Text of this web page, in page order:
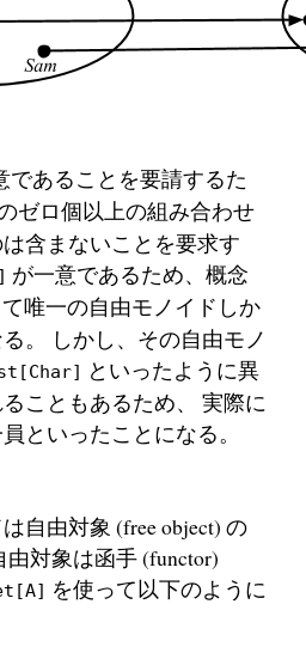
あることを要請するた
ゼロ個以上の組み合わせ
含まないことを要求す
が一意であるため、概念
唯一の自由モノイドしか
。 しかし、その自由モノ
といったように異
こともあるため、 実際に
といったことになる。
自由対象 (free object) の
対象は函手 (functor)
を使って以下のように